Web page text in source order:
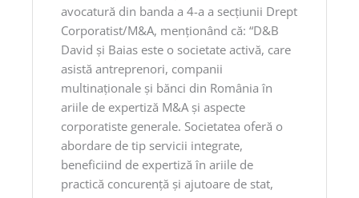
avocatură din banda a 4-a a secţiunii Drept
Corporatist/M&A, menţionând că: “D&B
David şi Baias este o societate activă, care
asistă antreprenori, companii
multinaţionale şi bănci din România în
ariile de expertiză M&A şi aspecte
corporatiste generale. Societatea oferă o
abordare de tip servicii integrate,
beneficiind de expertiză în ariile de
practică concurenţă şi ajutoare de stat,